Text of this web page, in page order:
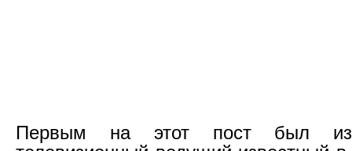
Первым на этот пост был